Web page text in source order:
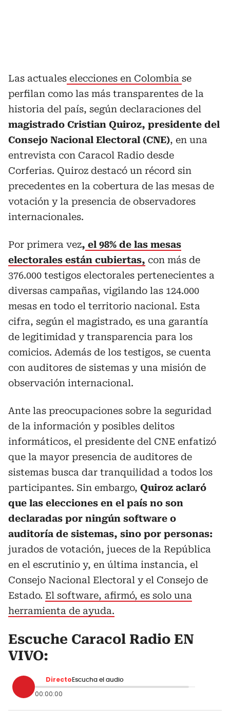
Las actuales elecciones en Colombia se
perfilan como las más transparentes de la
historia del país, según declaraciones del
magistrado Cristian Quiroz, presidente del
Consejo Nacional Electoral (CNE), en una
entrevista con Caracol Radio desde
Corferias. Quiroz destacó un récord sin
precedentes en la cobertura de las mesas de
votación y la presencia de observadores
internacionales.
Por primera vez, el 98% de las mesas
electorales están cubiertas, con más de
376.000 testigos electorales pertenecientes a
diversas campañas, vigilando las 124.000
mesas en todo el territorio nacional. Esta
cifra, según el magistrado, es una garantía
de legitimidad y transparencia para los
comicios. Además de los testigos, se cuenta
con auditores de sistemas y una misión de
observación internacional.
Ante las preocupaciones sobre la seguridad
de la información y posibles delitos
informáticos, el presidente del CNE enfatizó
que la mayor presencia de auditores de
sistemas busca dar tranquilidad a todos los
participantes. Sin embargo, Quiroz aclaró
que las elecciones en el país no son
declaradas por ningún software o
auditoría de sistemas, sino por personas:
jurados de votación, jueces de la República
en el escrutinio y, en última instancia, el
Consejo Nacional Electoral y el Consejo de
Estado. El software, afirmó, es solo una
herramienta de ayuda.
Escuche Caracol Radio EN
VIVO:
Directo Escucha el audio
00:00:00